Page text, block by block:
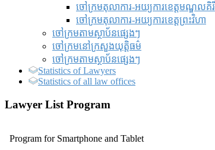
ចៅក្រមតុលាការ-អយ្យការខេត្តមណ្ឌលគិរី
ចៅក្រមតុលាការ-អយ្យការខេត្តព្រះវិហា
ចៅក្រមតាមស្ថាប័នផ្សេងៗ
ចៅក្រមនៅក្រសួងយុត្តិធម៌
ចៅក្រមតាមស្ថាប័នផ្សេងៗ
Statistics of Lawyers
Statistics of all law offices
Lawyer List Program
Program for Smartphone and Tablet